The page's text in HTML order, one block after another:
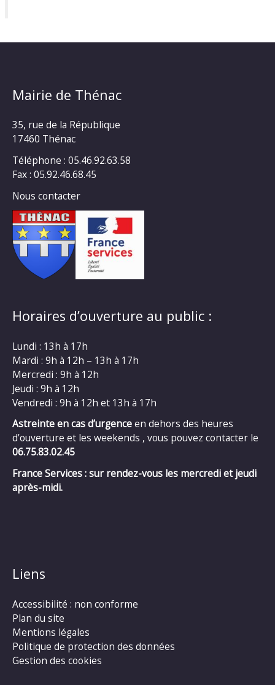
Mairie de Thénac
35, rue de la République
17460 Thénac
Téléphone : 05.46.92.63.58
Fax : 05.92.46.68.45
Nous contacter
Horaires d’ouverture au public :
Lundi : 13h à 17h
Mardi : 9h à 12h – 13h à 17h
Mercredi : 9h à 12h
Jeudi : 9h à 12h
Vendredi : 9h à 12h et 13h à 17h
Astreinte en cas d’urgenceen dehors des heures
d’ouverture et les weekends , vous pouvez contacter le
06.75.83.02.45
France Services : sur rendez-vous les mercredi et jeudi
après-midi.
Liens
Accessibilité : non conforme
Plan du site
Mentions légales
Politique de protection des données
Gestion des cookies